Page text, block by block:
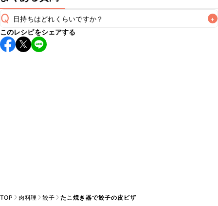
Q 日持ちはどれくらいですか？ +
保存期間は冷蔵で当日中が目安です。なるべくお早めにお召
し上がりください。
このレシピをシェアする
TOP 肉料理 餃子 たこ焼き器で餃子の皮ピザ